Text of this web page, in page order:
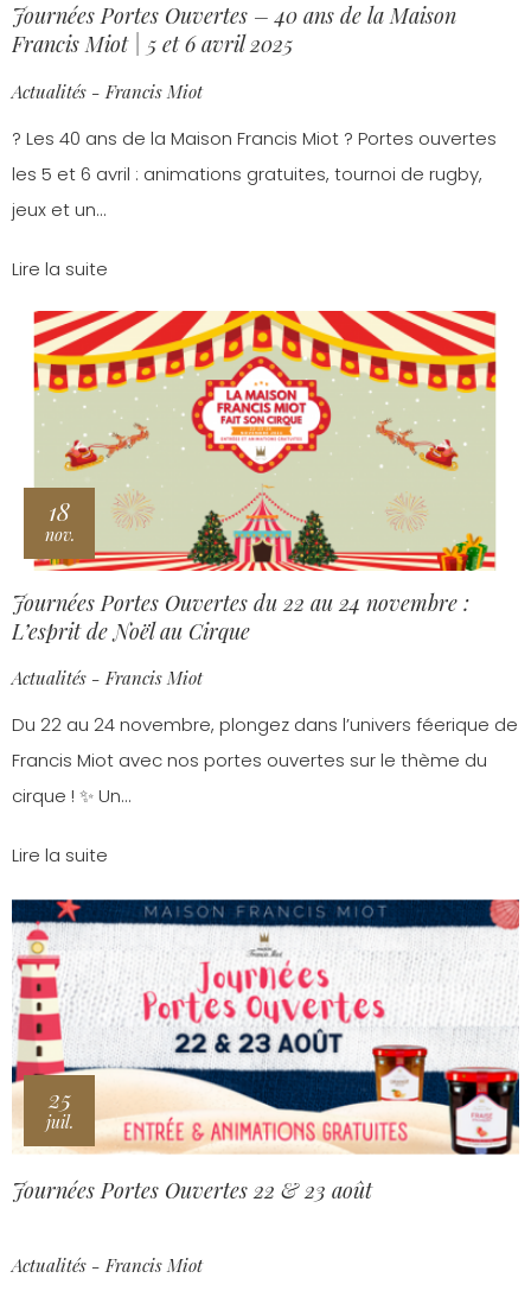
Journées Portes Ouvertes – 40 ans de la Maison
Francis Miot | 5 et 6 avril 2025
Actualités - Francis Miot
? Les 40 ans de la Maison Francis Miot ? Portes ouvertes
les 5 et 6 avril : animations gratuites, tournoi de rugby,
jeux et un...
Lire la suite
18
nov.
Journées Portes Ouvertes du 22 au 24 novembre :
L’esprit de Noël au Cirque
Actualités - Francis Miot
Du 22 au 24 novembre, plongez dans l’univers féerique de
Francis Miot avec nos portes ouvertes sur le thème du
cirque ! ✨ Un...
Lire la suite
25
juil.
Journées Portes Ouvertes 22 & 23 août
Actualités - Francis Miot